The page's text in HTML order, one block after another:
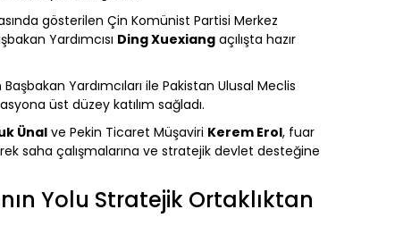
gösterilen Çin Komünist Partisi Merkez
Yardımcısı Ding Xuexiang açılışta hazır
Yardımcıları ile Pakistan Ulusal Meclis
üst düzey katılım sağladı.
Ünalve Pekin Ticaret Müşaviri Kerem Erol, fuar
saha çalışmalarına ve stratejik devlet desteğine
Yolu Stratejik Ortaklıktan